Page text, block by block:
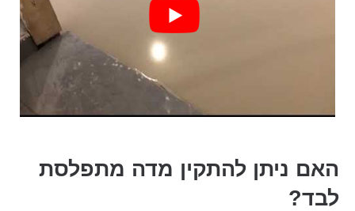
האם ניתן להתקין מדה מתפלסת
לבד?